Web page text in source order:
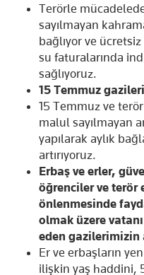
Terörle
sayılmayan
bağlıyor ve
su faturalarında
sağlıyoruz.
15 Temmuz
15 Temmuz ve
malul sayılmayan
yapılarak aylık
artırıyoruz.
Erbaş ve erler,
öğrenciler ve terör
önlenmesinde
olmak üzere
eden gazilerimizin
Er ve erbaşların
ilişkin yaş haddini,